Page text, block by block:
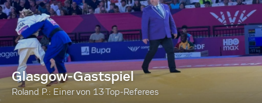
Glasgow-Gastspiel
Roland P.: Einer von 13 Top-Referees